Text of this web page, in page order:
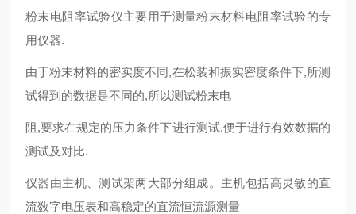
粉末电阻率试验仪主要用于测量粉末材料电阻率试验的专
用仪器.
由于粉末材料的密实度不同,在松装和振实密度条件下,所测
试得到的数据是不同的,所以测试粉末电
阻,要求在规定的压力条件下进行测试.便于进行有效数据的
测试及对比.
仪器由主机、测试架两大部分组成。主机包括高灵敏的直
流数字电压表和高稳定的直流恒流源测量